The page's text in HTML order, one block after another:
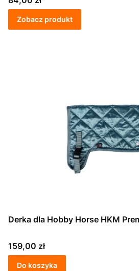
Zobacz produkt
Derka dla Hobby Horse HKM
Cena
159,00 zł
Do koszyka